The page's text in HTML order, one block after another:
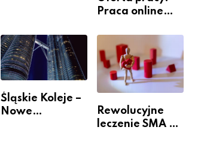
Praca online
(Zawiercie)
Śląskie Koleje –
Nowe
Rewolucyjne
leczenie SMA –